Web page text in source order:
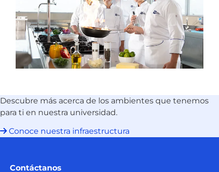
Descubre más acerca de los ambientes que tenemos
para ti en nuestra universidad.
Conoce nuestra infraestructura
Contáctanos